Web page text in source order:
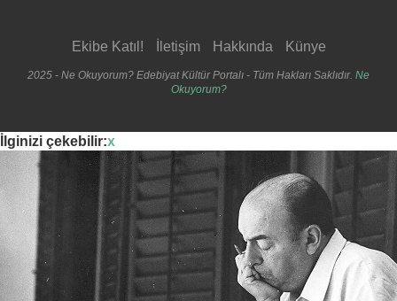
Ekibe Katıl! İletişim Hakkında Künye
2025 - Ne Okuyorum? Edebiyat Kültür Portalı - Tüm Hakları Saklıdır. Ne
Okuyorum?
İlginizi çekebilir:x